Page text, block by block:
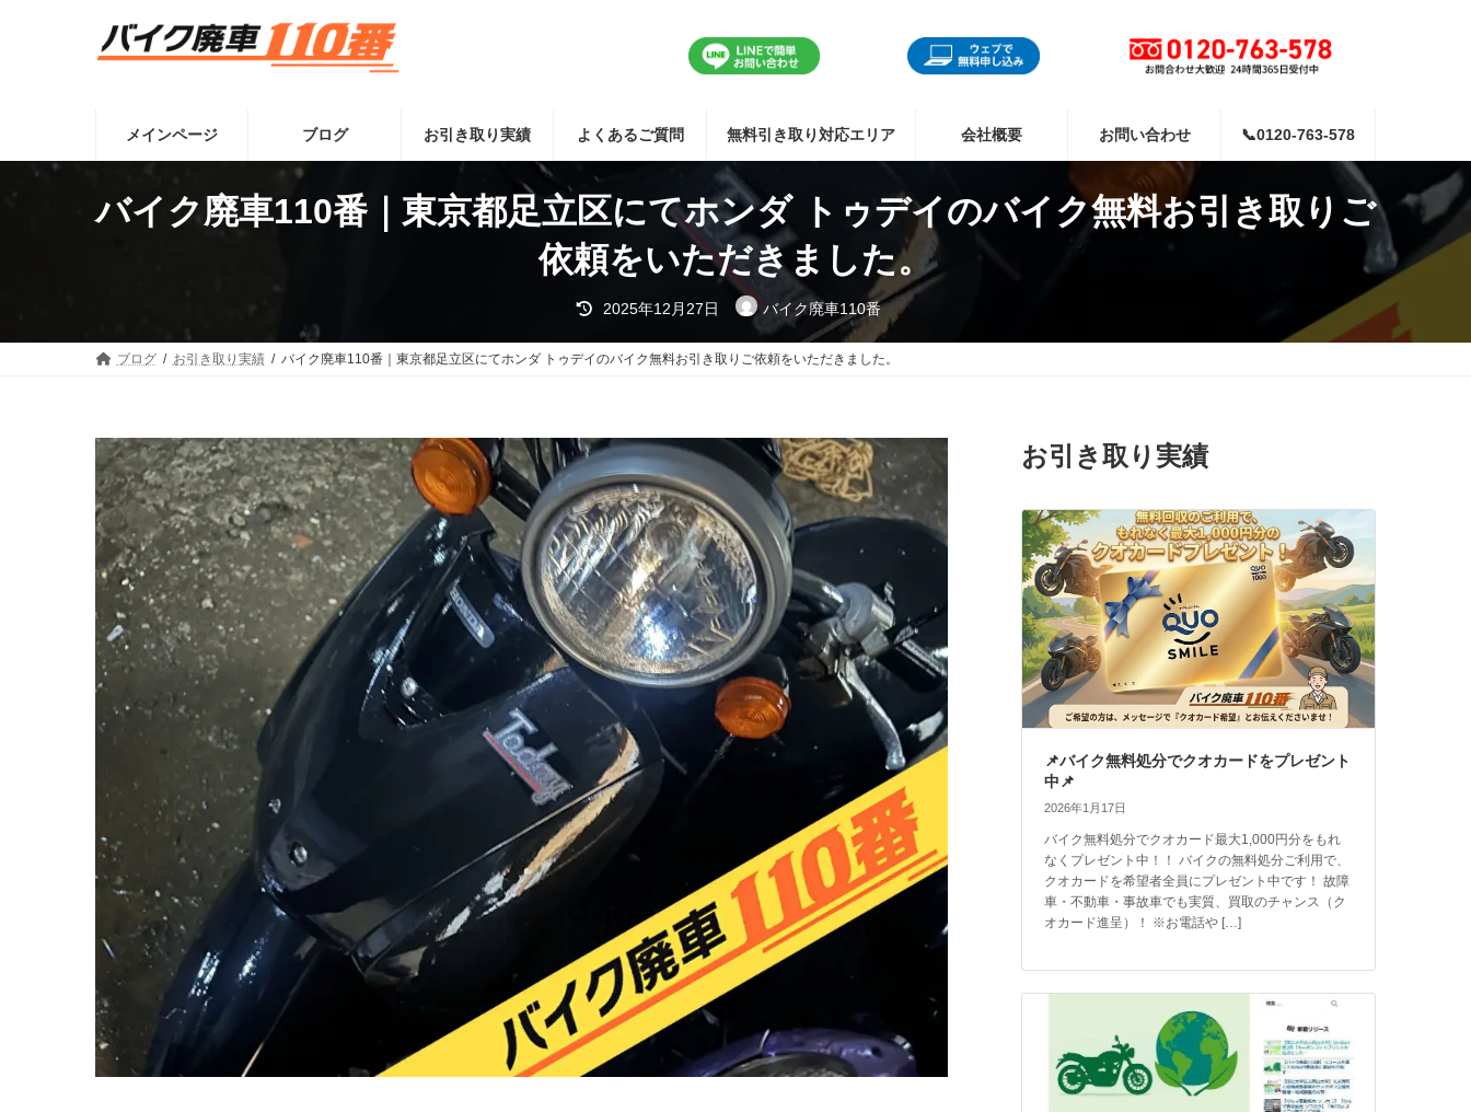
ッ
移
メインページ ブログ お引き取り実績 よくあるご質問 無料引き取り対応エリア 会社概要 お問い合わせ 📞0120-763-578
バイク廃車110番｜東京都足立区にてホンダ トゥデイのバイク無料お引き取りご
依頼をいただきました。
終
新
日
2025年12月27日 バイク廃車110番
ブログ お引き取り実績 バイク廃車110番｜東京都足立区にてホンダ トゥデイのバイク無料お引き取りご依頼をいただきました。
お引き取り実績
📌バイク無料処分でクオカードをプレゼント
中📌
2026年1月17日
バイク無料処分でクオカード最大1,000円分をもれ
なくプレゼント中！！ バイクの無料処分ご利用で、
クオカードを希望者全員にプレゼント中です！ 故障
車・不動車・事故車でも実質、買取のチャンス（ク
オカード進呈）！ ※お電話や […]